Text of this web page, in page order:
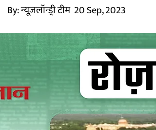
By:न्यूज़लॉन्ड्री टीम 20 Sep, 2023